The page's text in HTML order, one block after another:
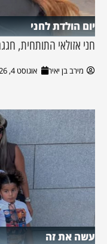
יום הולדת לחני
חני אזולאי התותחית,
מירב בן יאיר אוגוסט 4, 2026
עשה את זה